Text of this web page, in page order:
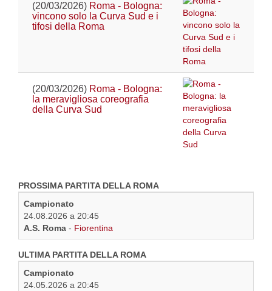
(20/03/2026) Roma - Bologna:
vincono solo la Curva Sud e i
tifosi della Roma
(20/03/2026) Roma - Bologna:
la meravigliosa coreografia
della Curva Sud
PROSSIMA PARTITA DELLA ROMA
Campionato
24.08.2026 a 20:45
A.S. Roma - Fiorentina
ULTIMA PARTITA DELLA ROMA
Campionato
24.05.2026 a 20:45